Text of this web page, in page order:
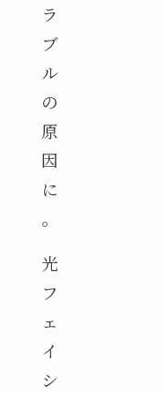
ラ
ブ
ル
の
原
因
に
。
光
フ
ェ
イ
シ